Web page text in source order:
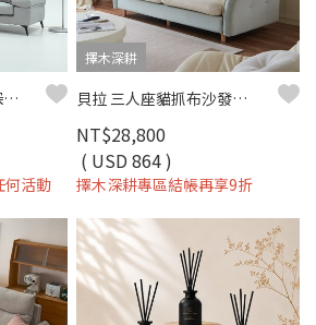
現場展示品出清-擇木深耕-迪恩娜L型貓抓布沙發
何活動
擇木深耕
貝拉 三人座貓抓布沙發｜防油防污貓抓布 × 高回彈坐感 × 優雅弧形設計 – 擇木深耕
NT$28,800
( USD 864 )
擇木深耕專區結帳再享9折